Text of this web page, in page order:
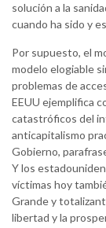
solución a la
cuando ha sido y
Por supuesto, el
modelo elogiable
problemas de
EEUU ejemplifica
catastróficos del
anticapitalismo
Gobierno,
Y los
víctimas hoy
Grande y
libertad y la